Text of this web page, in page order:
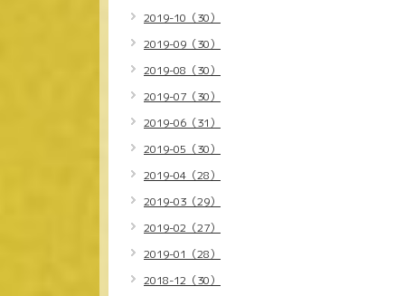
2019-10（30）
2019-09（30）
2019-08（30）
2019-07（30）
2019-06（31）
2019-05（30）
2019-04（28）
2019-03（29）
2019-02（27）
2019-01（28）
2018-12（30）